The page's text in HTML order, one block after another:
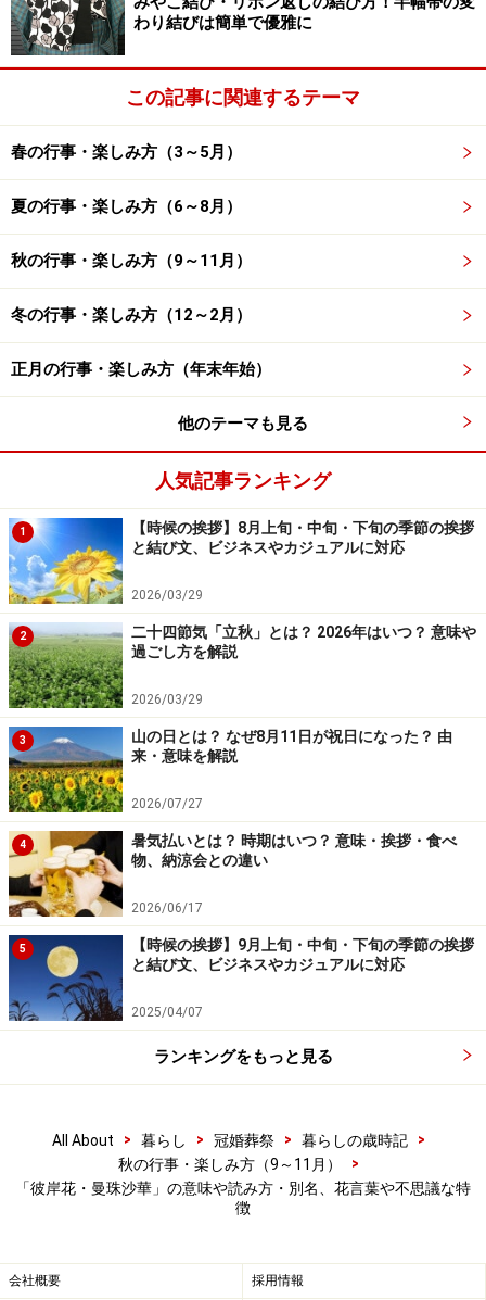
ト語で「天界に咲く花」
曼珠沙華は、サンスクリット語で「天界に咲く花」
彼岸花の別名「曼珠沙華（まんじゅしゃげ）」は、サン
スクリット語で天界に咲く花という意味。おめでたい事
が起こる兆しに赤い花が天から降ってくる、という仏教
の経典から来ています。サンスクリット語ではmanjusaka
と書きます。
彼岸花の曼殊沙華以外の別名
「死人花」「幽霊花」「地獄花」：お彼岸
彼岸花の曼殊沙華以外の別名、「死人花」「幽霊花」は、お
彼岸の頃に咲くから
開花期間が1週間ほどなのに、秋の彼岸と時を同じくす
るかのように開花する彼岸花は、あの世とこの世が最も
通じやすい時期に咲く花でもあります。
お彼岸に咲き、土葬をモグラや野ネズミなどから守るた
め、墓地などによく植えられていることから、「死人花
（しびとばな）」「幽霊花（ゆうれいばな）」「地獄花
（じごくばな）」のようなちょっと怖い呼び名もついて
います。
「毒花」「痺れ花」：毒があることから
わり結びは簡単で優雅に
この記事に関連するテーマ
春の行事・楽しみ方（3～5月）
夏の行事・楽しみ方（6～8月）
秋の行事・楽しみ方（9～11月）
冬の行事・楽しみ方（12～2月）
正月の行事・楽しみ方（年末年始）
他のテーマも見る
人気記事ランキング
1
【時候の挨拶】8月上旬・中旬・下旬の季節の挨拶
と結び文、ビジネスやカジュアルに対応
2026/03/29
2
二十四節気「立秋」とは？ 2026年はいつ？ 意味や
過ごし方を解説
2026/03/29
3
山の日とは？ なぜ8月11日が祝日になった？ 由
来・意味を解説
2026/07/27
4
暑気払いとは？ 時期はいつ？ 意味・挨拶・食べ
物、納涼会との違い
2026/06/17
5
【時候の挨拶】9月上旬・中旬・下旬の季節の挨拶
と結び文、ビジネスやカジュアルに対応
2025/04/07
ランキングをもっと見る
All About > 暮らし > 冠婚葬祭 > 暮らしの歳時記
>
秋の行事・楽しみ方（9～11月）
>
「彼岸花・曼珠沙華」の意味や読み方・別名、花言葉や不思議な特
徴
会社概要 採用情報